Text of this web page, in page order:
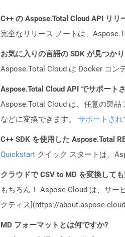
C++ の Aspose.Total Cloud API リ
完全なリリース ノートは、
お気に入りの言語の SDK が見つか
Aspose.Total Cloud は Docker コン
Aspose.Total Cloud API でサポート
Aspose.Total Cloud は、任意の製品
などに変換できます。 サポートさ
C++ SDK を使用した Aspose.Total
Quickstart クイック スタートは、
クラウドで CSV to MD を変換して
もちろん！ Aspose Cloud は、サー
クティス](https://
MD フォーマットとは何ですか?